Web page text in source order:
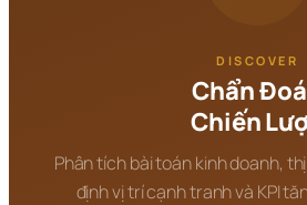
DISCOVER
Chẩn
Chiến
Phân tích bài toán kinh doanh,
định vị trí cạnh tranh và KPI